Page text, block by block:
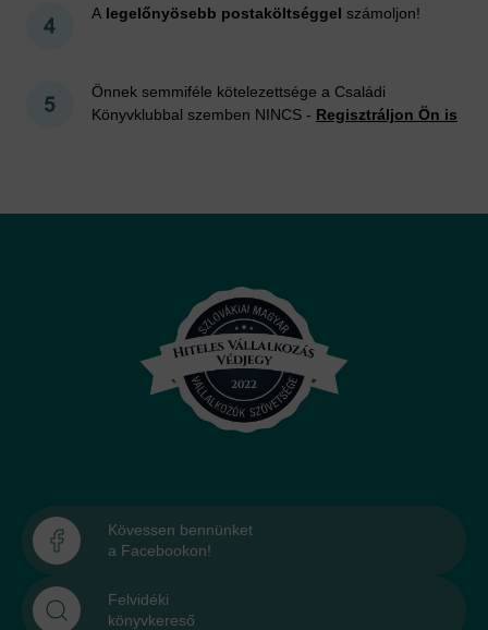
A legelőnyösebb postaköltséggel számoljon!
Önnek semmiféle kötelezettsége a Családi
Könyvklubbal szemben NINCS - Regisztráljon Ön is
Kövessen bennünket
a Facebookon!
Felvidéki
könyvkereső